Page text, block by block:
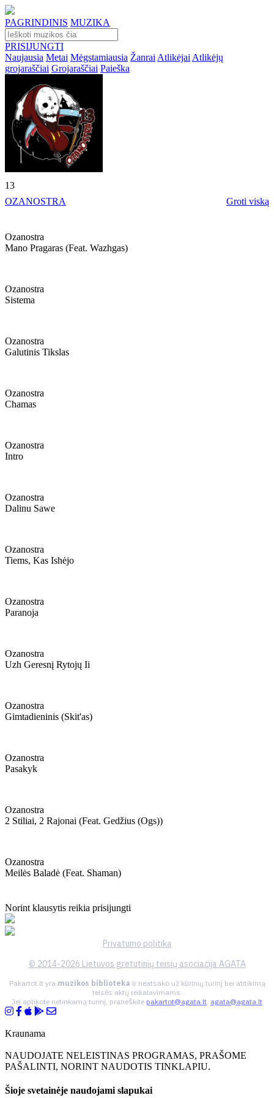
PAGRINDINIS MUZIKA
PRISIJUNGTI
Naujausia Metai Mėgstamiausia Žanrai Atlikėjai Atlikėjų
grojaraščiai Grojaraščiai Paieška
13
OZANOSTRA
Groti viską
Ozanostra
Mano Pragaras (feat. Wazhgas)
Ozanostra
Sistema
Ozanostra
Galutinis Tikslas
Ozanostra
Chamas
Ozanostra
Intro
Ozanostra
Dalinu Sawe
Ozanostra
Tiems, Kas Ishėjo
Ozanostra
Paranoja
Ozanostra
Uzh Geresnį Rytojų Ii
Ozanostra
Gimtadieninis (skit'as)
Ozanostra
Pasakyk
Ozanostra
2 Stiliai, 2 Rajonai (feat. Gedžius (ogs))
Ozanostra
Meilės Baladė (feat. Shaman)
Norint klausytis reikia prisijungti
Privatumo politika
© 2014-2026 Lietuvos gretutinių teisių asociacija AGATA
Pakartot.lt yra muzikos biblioteka ir neatsako už kūrinių turinį bei atitikimą
teisės aktų reikalavimams.
Jei aptikote netinkamą turinį, praneškite pakartot@agata.lt, agata@agata.lt
Kraunama
NAUDOJATE NELEISTINAS PROGRAMAS, PRAŠOME
PAŠALINTI, NORINT NAUDOTIS TINKLAPIU.
Šioje svetainėje naudojami slapukai